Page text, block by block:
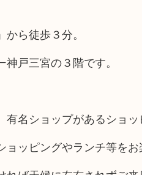
ら徒歩３分。
戸三宮の３階です。
有名ショップがあるショッ
ョッピングやランチ等をお